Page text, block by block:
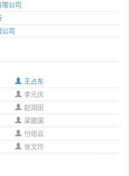
公司
司
王占东
李元庆
赵润田
梁建国
付绍云
张文玲